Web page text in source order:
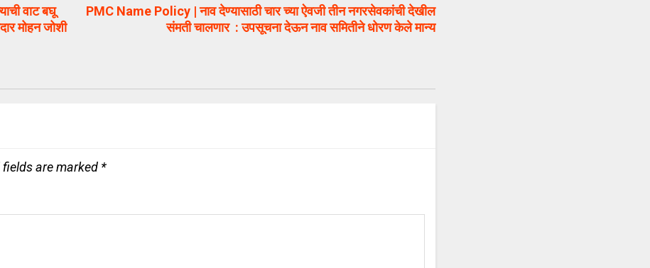
वाट बघू
मोहन जोशी
PMC Name Policy | नाव देण्यासाठी चार च्या ऐवजी तीन नगरसेवकांची देखील
संमती चालणार : उपसूचना देऊन नाव समितीने धोरण केले मान्य
fields are marked *